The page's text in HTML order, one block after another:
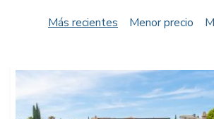
Más recientes Menor precio